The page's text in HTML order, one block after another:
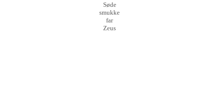
Søde
smukke
far
Zeus